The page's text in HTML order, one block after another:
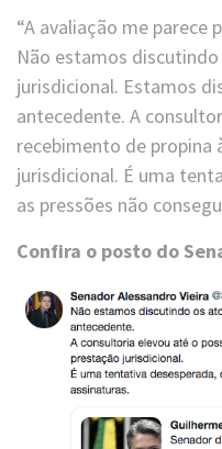
“A avaliação me parece
Não estamos
jurisdicional. Estamos
antecedente. A
recebimento de propina
jurisdicional. É uma
as pressões não
Confira o posto do